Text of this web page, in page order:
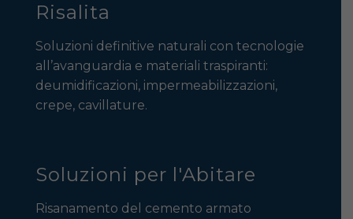
Risalita
Soluzioni definitive naturali con tecnologie
all’avanguardia e materiali traspiranti:
deumidificazioni, impermeabilizzazioni,
crepe, cavillature.
Soluzioni per l'Abitare
Risanamento del cemento armato